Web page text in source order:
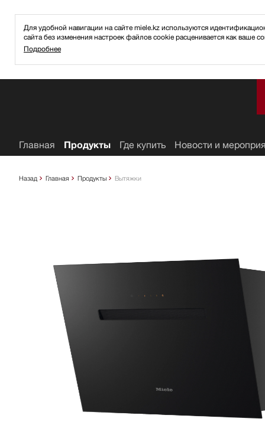
Для удобной навигации на сайте miele.kz используются
сайта без изменения настроек файлов cookie расценивается как ваше
Подробнее
Назад Главная Продукты Вытяжки
Главная Продукты Где купить Новости и